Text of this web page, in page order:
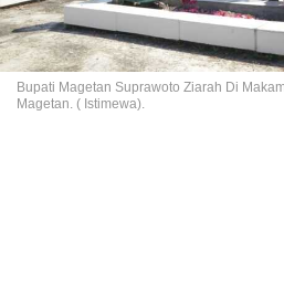
Bupati Magetan Suprawoto Ziarah Di
Magetan. ( Istimewa).